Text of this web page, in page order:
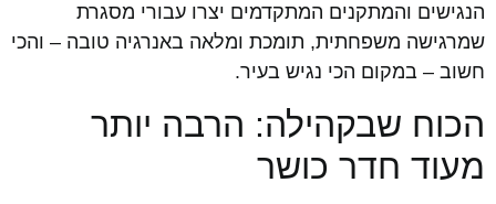
הנגישים והמתקנים המתקדמים יצרו עבורי מסגרת
שמרגישה משפחתית, תומכת ומלאה באנרגיה טובה – והכי
חשוב – במקום הכי נגיש בעיר.
הכוח שבקהילה: הרבה יותר
מעוד חדר כושר